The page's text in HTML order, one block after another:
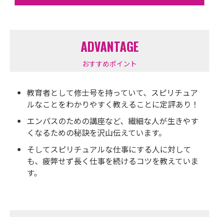
ADVANTAGE
おすすめポイント
教育者として修士号を持っていて、スピリチュア
ルなことをわかりやすく教えることに定評あり！
エンパスのための講座など、繊細な人が生きやす
くなるための秘訣を沢山伝えています。
そしてスピリチュアルな仕事にする人に対して
も、疲弊せず長く仕事を続けるコツを教えていま
す。